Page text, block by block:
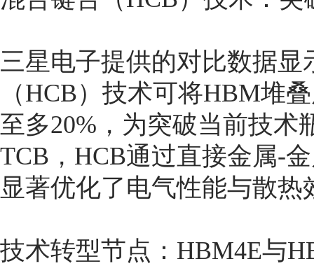
三星电子提供的对比数据
（HCB）技术可将HBM堆
至多20%，为突破当前技术
TCB，HCB通过直接金属-
显著优化了电气性能与散热
技术转型节点：HBM4E与